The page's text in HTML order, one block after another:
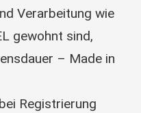
Verarbeitung wie
gewohnt sind,
– Made in
Registrierung